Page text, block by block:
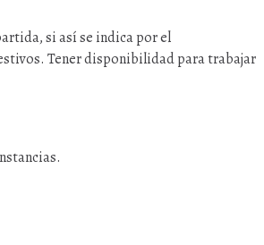
si así se indica por el
Tener disponibilidad para trabajar